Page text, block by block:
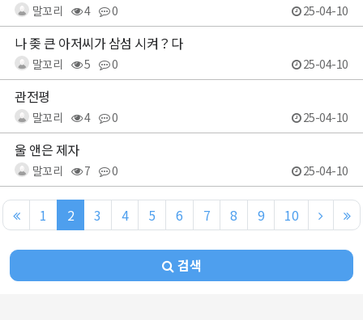
말꼬리 4 0 25-04-10
나 좆 큰 아저씨가 삼섬 시켜？다
말꼬리 5 0 25-04-10
관전평
말꼬리 4 0 25-04-10
울 앤은 제자
말꼬리 7 0 25-04-10
1 2 3 4 5 6 7 8 9 10
검색